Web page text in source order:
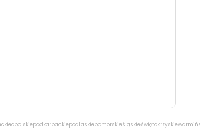
opolskiepodkarpackiepodlaskiepomorskieśląskieświętokrzyskie